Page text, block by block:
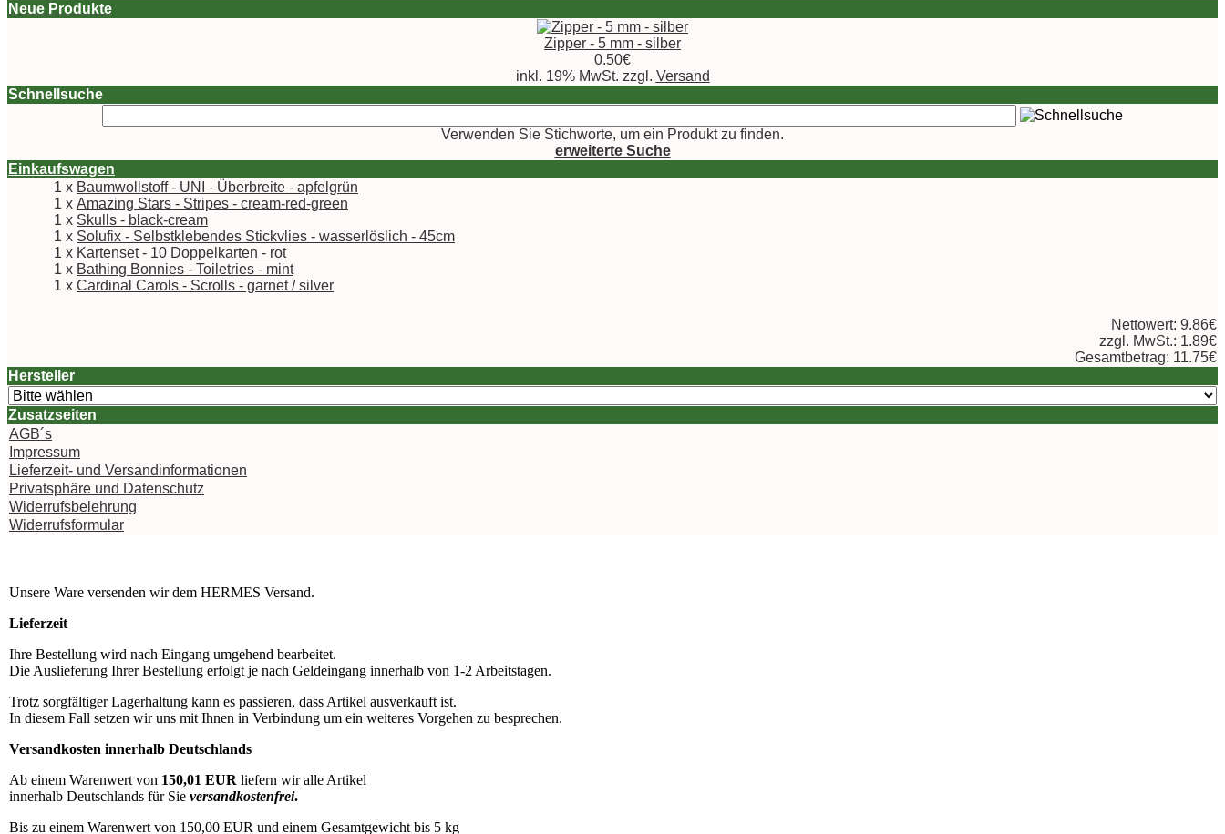
Neue Produkte
Zipper - 5 mm - silber
0.50€
inkl. 19% MwSt. zzgl. Versand
Schnellsuche
Verwenden Sie Stichworte, um ein Produkt zu finden.
erweiterte Suche
Einkaufswagen
1 x Baumwollstoff - UNI - Überbreite - apfelgrün
1 x Amazing Stars - Stripes - cream-red-green
1 x Skulls - black-cream
1 x Solufix - Selbstklebendes Stickvlies - wasserlöslich - 45cm
1 x Kartenset - 10 Doppelkarten - rot
1 x Bathing Bonnies - Toiletries - mint
1 x Cardinal Carols - Scrolls - garnet / silver
Nettowert: 9.86€
zzgl. MwSt.: 1.89€
Gesamtbetrag: 11.75€
Hersteller
Zusatzseiten
AGB´s
Impressum
Lieferzeit- und Versandinformationen
Privatsphäre und Datenschutz
Widerrufsbelehrung
Widerrufsformular
Unsere Ware versenden wir dem HERMES Versand.
Lieferzeit
Ihre Bestellung wird nach Eingang umgehend bearbeitet.
Die Auslieferung Ihrer Bestellung erfolgt je nach Geldeingang innerhalb von 1-2 Arbeitstagen.
Trotz sorgfältiger Lagerhaltung kann es passieren, dass Artikel ausverkauft ist.
In diesem Fall setzen wir uns mit Ihnen in Verbindung um ein weiteres Vorgehen zu besprechen.
Versandkosten innerhalb Deutschlands
Ab einem Warenwert von 150,01 EUR liefern wir alle Artikel
innerhalb Deutschlands für Sie versandkostenfrei.
Bis zu einem Warenwert von 150,00 EUR und einem Gesamtgewicht bis 5 kg